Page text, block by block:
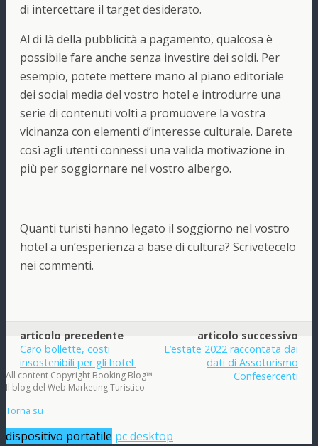
di intercettare il target desiderato.
Al di là della pubblicità a pagamento, qualcosa è
possibile fare anche senza investire dei soldi. Per
esempio, potete mettere mano al piano editoriale
dei social media del vostro hotel e introdurre una
serie di contenuti volti a promuovere la vostra
vicinanza con elementi d’interesse culturale. Darete
così agli utenti connessi una valida motivazione in
più per soggiornare nel vostro albergo.
Quanti turisti hanno legato il soggiorno nel vostro
hotel a un’esperienza a base di cultura? Scrivetecelo
nei commenti.
articolo precedente
Caro bollette, costi
insostenibili per gli hotel
articolo successivo
L’estate 2022 raccontata dai
dati di Assoturismo
Confesercenti
All content Copyright Booking Blog™ -
Il blog del Web Marketing Turistico
Torna su
dispositivo portatile pc desktop